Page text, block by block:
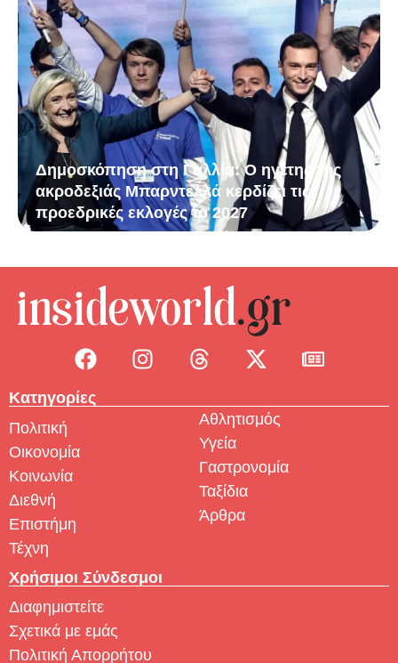
Δημοσκόπηση στη Γαλλία: Ο ηγέτης της
ακροδεξιάς Μπαρντελλά κερδίζει τις
προεδρικές εκλογές το 2027
Κατηγορίες
Πολιτική
Οικονομία
Κοινωνία
Διεθνή
Επιστήμη
Τέχνη
Αθλητισμός
Υγεία
Γαστρονομία
Ταξίδια
Άρθρα
Χρήσιμοι Σύνδεσμοι
Διαφημιστείτε
Σχετικά με εμάς
Πολιτική Απορρήτου